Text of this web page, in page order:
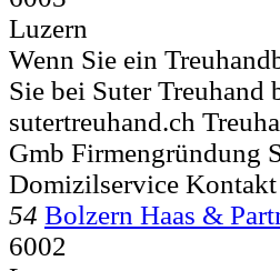
Luzern
Wenn Sie ein
Sie bei Suter Treuhand
sutertreuhand.ch
Gmb Firmengründung
Domizilservice Kontakt
54 Bolzern Haas &
6002